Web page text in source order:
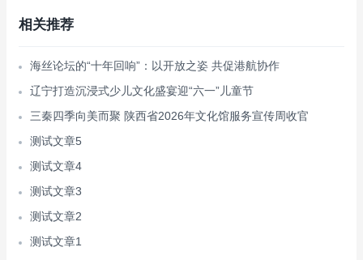
相关推荐
海丝论坛的“十年回响”：以开放之姿 共促港航协作
辽宁打造沉浸式少儿文化盛宴迎“六一”儿童节
三秦四季向美而聚 陕西省2026年文化馆服务宣传周收官
测试文章5
测试文章4
测试文章3
测试文章2
测试文章1